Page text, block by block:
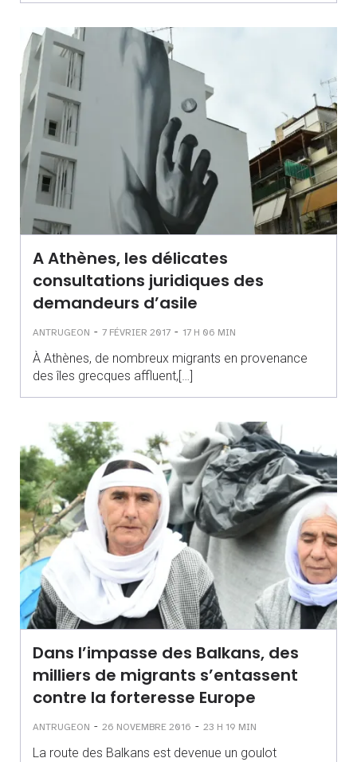
A Athènes, les délicates
consultations juridiques des
demandeurs d’asile
ANTRUGEON - 7 FÉVRIER 2017 - 17 H 06 MIN
À Athènes, de nombreux migrants en provenance
des îles grecques affluent,[…]
Dans l’impasse des Balkans, des
milliers de migrants s’entassent
contre la forteresse Europe
ANTRUGEON - 26 NOVEMBRE 2016 - 23 H 19 MIN
La route des Balkans est devenue un goulot